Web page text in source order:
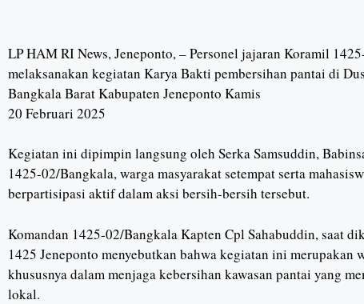
LP HAM RI News, Jeneponto, – Personel jajaran Koramil
melaksanakan kegiatan Karya Bakti pembersihan pantai di
Bangkala Barat Kabupaten Jeneponto Kamis
20 Februari 2025
Kegiatan ini dipimpin langsung oleh Serka Samsuddin,
1425-02/Bangkala, warga masyarakat setempat serta
berpartisipasi aktif dalam aksi bersih-bersih tersebut.
Komandan 1425-02/Bangkala Kapten Cpl Sahabuddin, saat
1425 Jeneponto menyebutkan bahwa kegiatan ini
khususnya dalam menjaga kebersihan kawasan pantai yang
lokal.